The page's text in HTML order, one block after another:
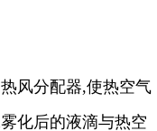
风分配器,使热空气
化后的液滴与热空